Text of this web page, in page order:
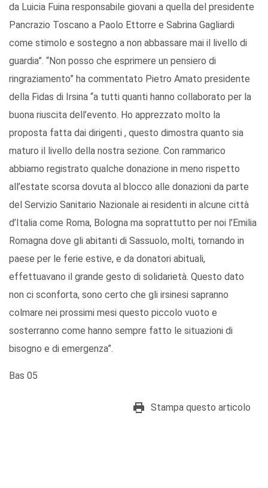
da Luicia Fuina responsabile giovani a quella del presidente
Pancrazio Toscano a Paolo Ettorre e Sabrina Gagliardi
come stimolo e sostegno a non abbassare mai il livello di
guardia”. “Non posso che esprimere un pensiero di
ringraziamento” ha commentato Pietro Amato presidente
della Fidas di Irsina “a tutti quanti hanno collaborato per la
buona riuscita dell’evento. Ho apprezzato molto la
proposta fatta dai dirigenti , questo dimostra quanto sia
maturo il livello della nostra sezione. Con rammarico
abbiamo registrato qualche donazione in meno rispetto
all’estate scorsa dovuta al blocco alle donazioni da parte
del Servizio Sanitario Nazionale ai residenti in alcune città
d’Italia come Roma, Bologna ma soprattutto per noi l’Emilia
Romagna dove gli abitanti di Sassuolo, molti, tornando in
paese per le ferie estive, e da donatori abituali,
effettuavano il grande gesto di solidarietà. Questo dato
non ci sconforta, sono certo che gli irsinesi sapranno
colmare nei prossimi mesi questo piccolo vuoto e
sosterranno come hanno sempre fatto le situazioni di
bisogno e di emergenza”.
Bas 05
Stampa questo articolo